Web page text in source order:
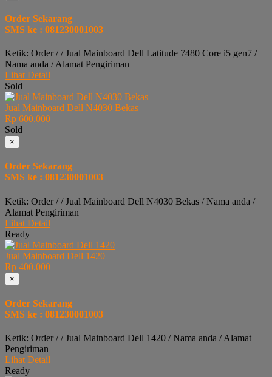
Order Sekarang
SMS ke : 081230001003
Ketik: Order / / Jual Mainboard Dell Latitude 7480 Core i5 gen7 /
Nama anda / Alamat Pengiriman
Lihat Detail
Sold
Jual Mainboard Dell N4030 Bekas
Rp 600.000
Sold
×
Order Sekarang
SMS ke : 081230001003
Ketik: Order / / Jual Mainboard Dell N4030 Bekas / Nama anda /
Alamat Pengiriman
Lihat Detail
Ready
Jual Mainboard Dell 1420
Rp 400.000
×
Order Sekarang
SMS ke : 081230001003
Ketik: Order / / Jual Mainboard Dell 1420 / Nama anda / Alamat
Pengiriman
Lihat Detail
Ready